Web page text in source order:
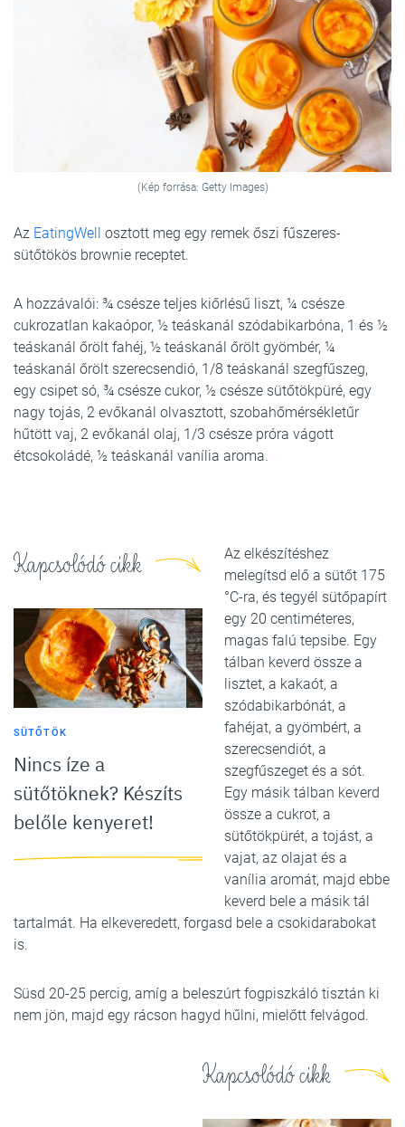
(Kép forrása: Getty Images)
Az EatingWell
osztott meg egy remek őszi fűszeres-
sütőtökös brownie receptet.
A hozzávalói: ¾ csésze teljes kiőrlésű liszt, ¼ csésze
cukrozatlan kakaópor, ½ teáskanál szódabikarbóna, 1 és ½
teáskanál őrölt fahéj, ½ teáskanál őrölt gyömbér, ¼
teáskanál őrölt szerecsendió, 1/8 teáskanál szegfűszeg,
egy csipet só, ¾ csésze cukor, ½ csésze sütőtökpüré, egy
nagy tojás, 2 evőkanál olvasztott, szobahőmérsékletűr
hűtött vaj, 2 evőkanál olaj, 1/3 csésze próra vágott
étcsokoládé, ½ teáskanál vanília aroma.
Kapcsolódó cikk
SÜTŐTÖK
Nincs íze a
sütőtöknek? Készíts
belőle kenyeret!
Az elkészítéshez
melegítsd elő a sütőt 175
°C-ra, és tegyél sütőpapírt
egy 20 centiméteres,
magas falú tepsibe. Egy
tálban keverd össze a
lisztet, a kakaót, a
szódabikarbónát, a
fahéjat, a gyömbért, a
szerecsendiót, a
szegfűszeget és a sót.
Egy másik tálban keverd
össze a cukrot, a
sütőtökpürét, a tojást, a
vajat, az olajat és a
vanília aromát, majd ebbe
keverd bele a másik tál
tartalmát. Ha elkeveredett, forgasd bele a csokidarabokat
is.
Süsd 20-25 percig, amíg a beleszúrt fogpiszkáló tisztán ki
nem jön, majd egy rácson hagyd hűlni, mielőtt felvágod.
Kapcsolódó cikk